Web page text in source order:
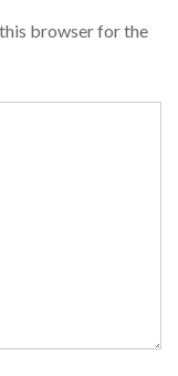
this browser for the